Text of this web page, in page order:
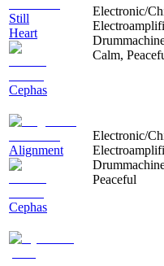
Still
Heart
Cephas
Electronic/
Calm,
Alignment
Cephas
Electronic/
Peaceful